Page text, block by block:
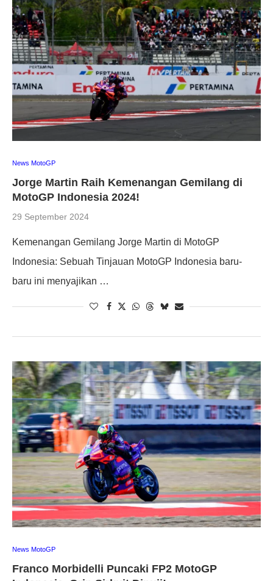
News MotoGP
Jorge Martin Raih Kemenangan Gemilang di
MotoGP Indonesia 2024!
29 September 2024
Kemenangan Gemilang Jorge Martin di MotoGP
Indonesia: Sebuah Tinjauan MotoGP Indonesia baru-
baru ini menyajikan …
News MotoGP
Franco Morbidelli Puncaki FP2 MotoGP